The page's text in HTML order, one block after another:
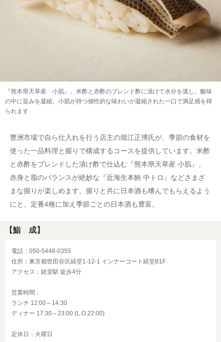
『熊本県天草産 小肌』。米酢と赤酢のブレンド酢に漬けて水分を逃し、酸味
の中に旨みを凝縮。小肌が持つ個性的な味わいが凝縮された一口で満足感を得
られます
豊洲市場で自ら仕入れを行う店主の堀江正博氏が、季節の食材を
使った一品料理と握りで構成するコースを提供しています。米酢
と赤酢をブレンドした漬け酢で仕込む『熊本県天草産 小肌』、
赤身と脂のバランスが絶妙な『近海生本鮪 中トロ』などさまざ
まな握りが楽しめます。握りと共に日本酒も嗜んでもらえるよう
にと、定番4種に加え季節ごとの日本酒も豊富。
【鮨 成】
電話：050-5448-0355
住所：東京都世田谷区経堂1-12-1 インナーコート経堂B1F
アクセス：経堂駅 徒歩4分
営業時間：
ランチ 12:00～14:30
ディナー 17:30～23:00 (L.O.22:00)
定休日：火曜日